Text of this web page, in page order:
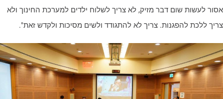
לעשות שום דבר מזיק, לא צריך לשלוח ילדים למערכת החינוך ולא
ללכת להפגנות. צריך לא להתגודד ולשים מסיכות ולקדש זאת".